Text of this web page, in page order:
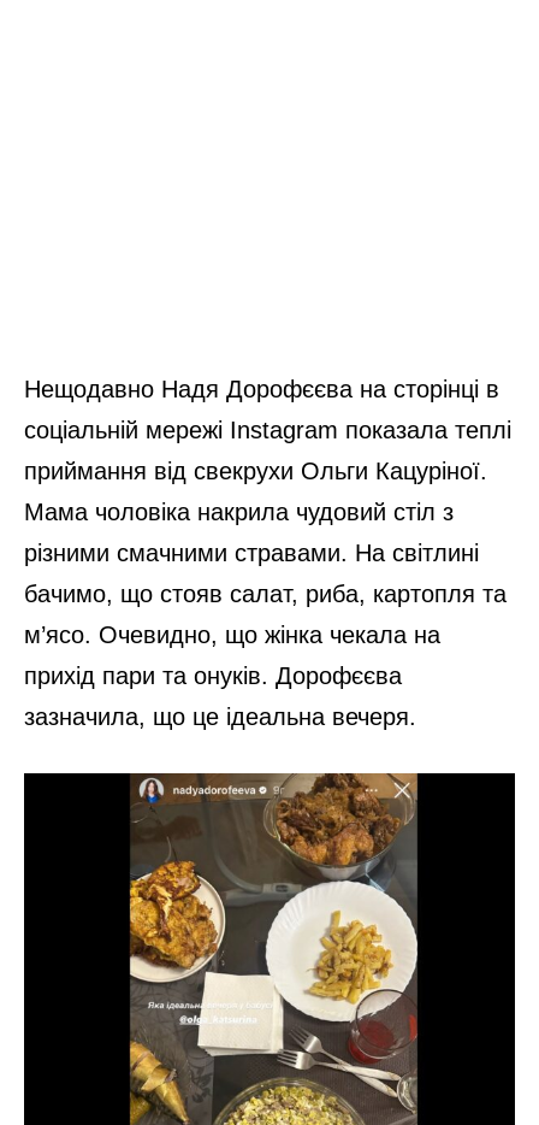
Нещодавно Надя Дорофєєва на сторінці в
соціальній мережі Instagram показала теплі
приймання від свекрухи Ольги Кацуріної.
Мама чоловіка накрила чудовий стіл з
різними смачними стравами. На світлині
бачимо, що стояв салат, риба, картопля та
м’ясо. Очевидно, що жінка чекала на
прихід пари та онуків. Дорофєєва
зазначила, що це ідеальна вечеря.